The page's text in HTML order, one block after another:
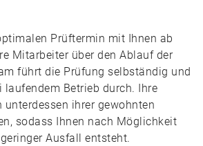
Prüftermin mit Ihnen ab
Mitarbeiter über den Ablauf der
führt die Prüfung selbständig und
Betrieb durch. Ihre
ihrer gewohnten
sodass Ihnen nach Möglichkeit
Ausfall entsteht.